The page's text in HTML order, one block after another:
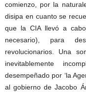
comienzo, por la
disipa en cuanto se
que la CIA llevó a
necesario), para
revolucionarios. Una
inevitablemente
desempeñado por ‘la
al gobierno de Jacobo